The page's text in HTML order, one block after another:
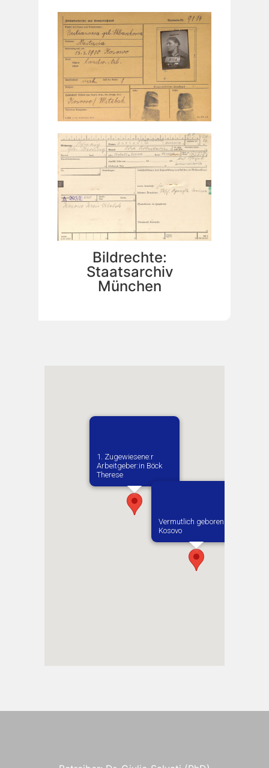
Bildrechte:
Staatsarchiv
München
Vermutlich geboren in
Kosovo
1. Zugewiesene:r
Arbeitgeber:in​ Böck
Therese